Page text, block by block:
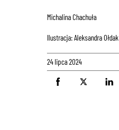
Michalina Chachuła
Ilustracja: Aleksandra Ołdak
24 lipca 2024